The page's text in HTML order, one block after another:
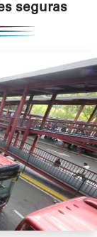
seguras